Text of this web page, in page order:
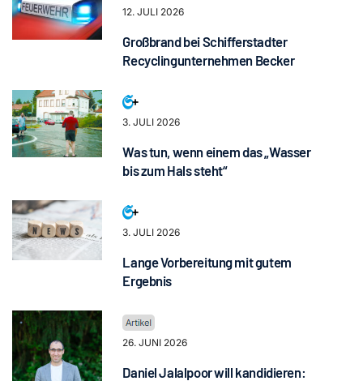
12. JULI 2026
Großbrand bei Schifferstadter
Recyclingunternehmen Becker
3. JULI 2026
Was tun, wenn einem das „Wasser
bis zum Hals steht“
3. JULI 2026
Lange Vorbereitung mit gutem
Ergebnis
26. JUNI 2026
Daniel Jalalpoor will kandidieren: